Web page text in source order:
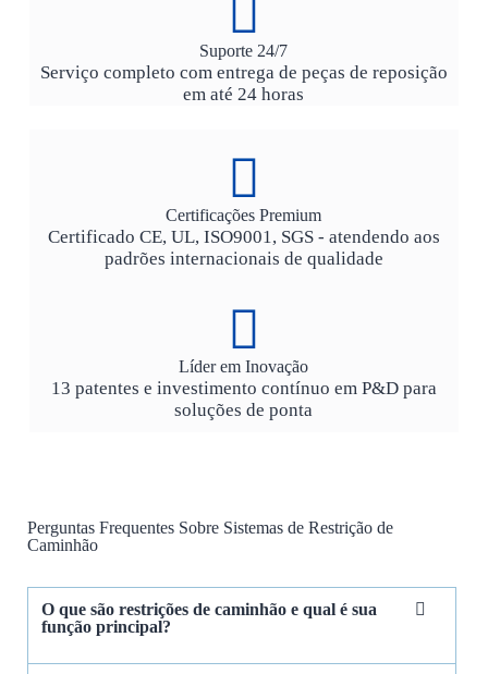
Suporte 24/7
Serviço completo com entrega de peças de reposição
em até 24 horas
Certificações Premium
Certificado CE, UL, ISO9001, SGS - atendendo aos
padrões internacionais de qualidade
Líder em Inovação
13 patentes e investimento contínuo em P&D para
soluções de ponta
Perguntas Frequentes Sobre Sistemas de Restrição de
Caminhão
O que são restrições de caminhão e qual é sua
função principal?